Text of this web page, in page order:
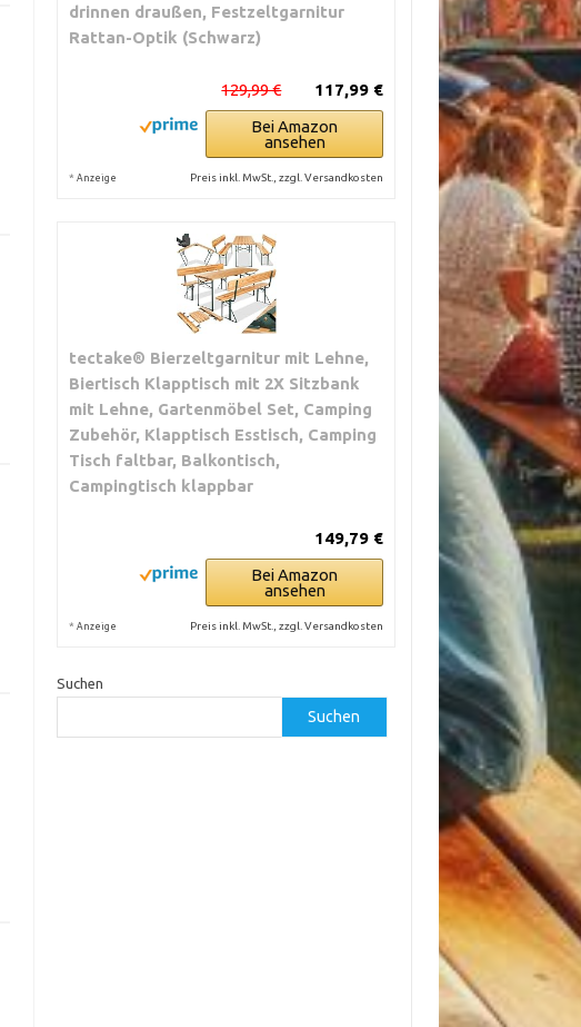
drinnen draußen, Festzeltgarnitur
Rattan-Optik (Schwarz)
117,99 €
129,99 €
Bei Amazon
ansehen
* Anzeige Preis inkl. MwSt., zzgl. Versandkosten
tectake® Bierzeltgarnitur mit Lehne,
Biertisch Klapptisch mit 2X Sitzbank
mit Lehne, Gartenmöbel Set, Camping
Zubehör, Klapptisch Esstisch, Camping
Tisch faltbar, Balkontisch,
Campingtisch klappbar
149,79 €
Bei Amazon
ansehen
* Anzeige Preis inkl. MwSt., zzgl. Versandkosten
Suchen
Suchen